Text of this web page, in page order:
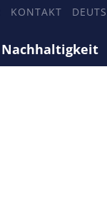
KONTAKT
Nachhaltigkeit